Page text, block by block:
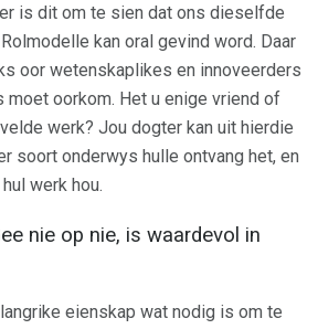
is dit om te sien dat ons dieselfde
kan oral gevind word. Daar
oor wetenskaplikes en innoveerders
moet oorkom. Het u enige vriend of
werk? Jou dogter kan uit hierdie
soort onderwys hulle ontvang het, en
werk hou.
nie op nie, is waardevol in
eienskap wat nodig is om te